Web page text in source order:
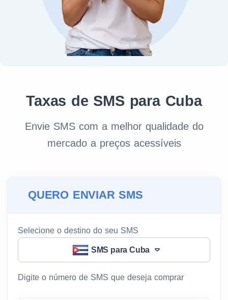
Taxas de SMS para Cuba
Envie SMS com a melhor qualidade do
mercado a preços acessíveis
QUERO ENVIAR SMS
Selecione o destino do seu SMS
SMS para Cuba
Digite o número de SMS que deseja comprar